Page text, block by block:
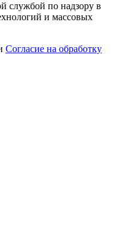
службой по надзору в
и массовых
Согласие на обработку